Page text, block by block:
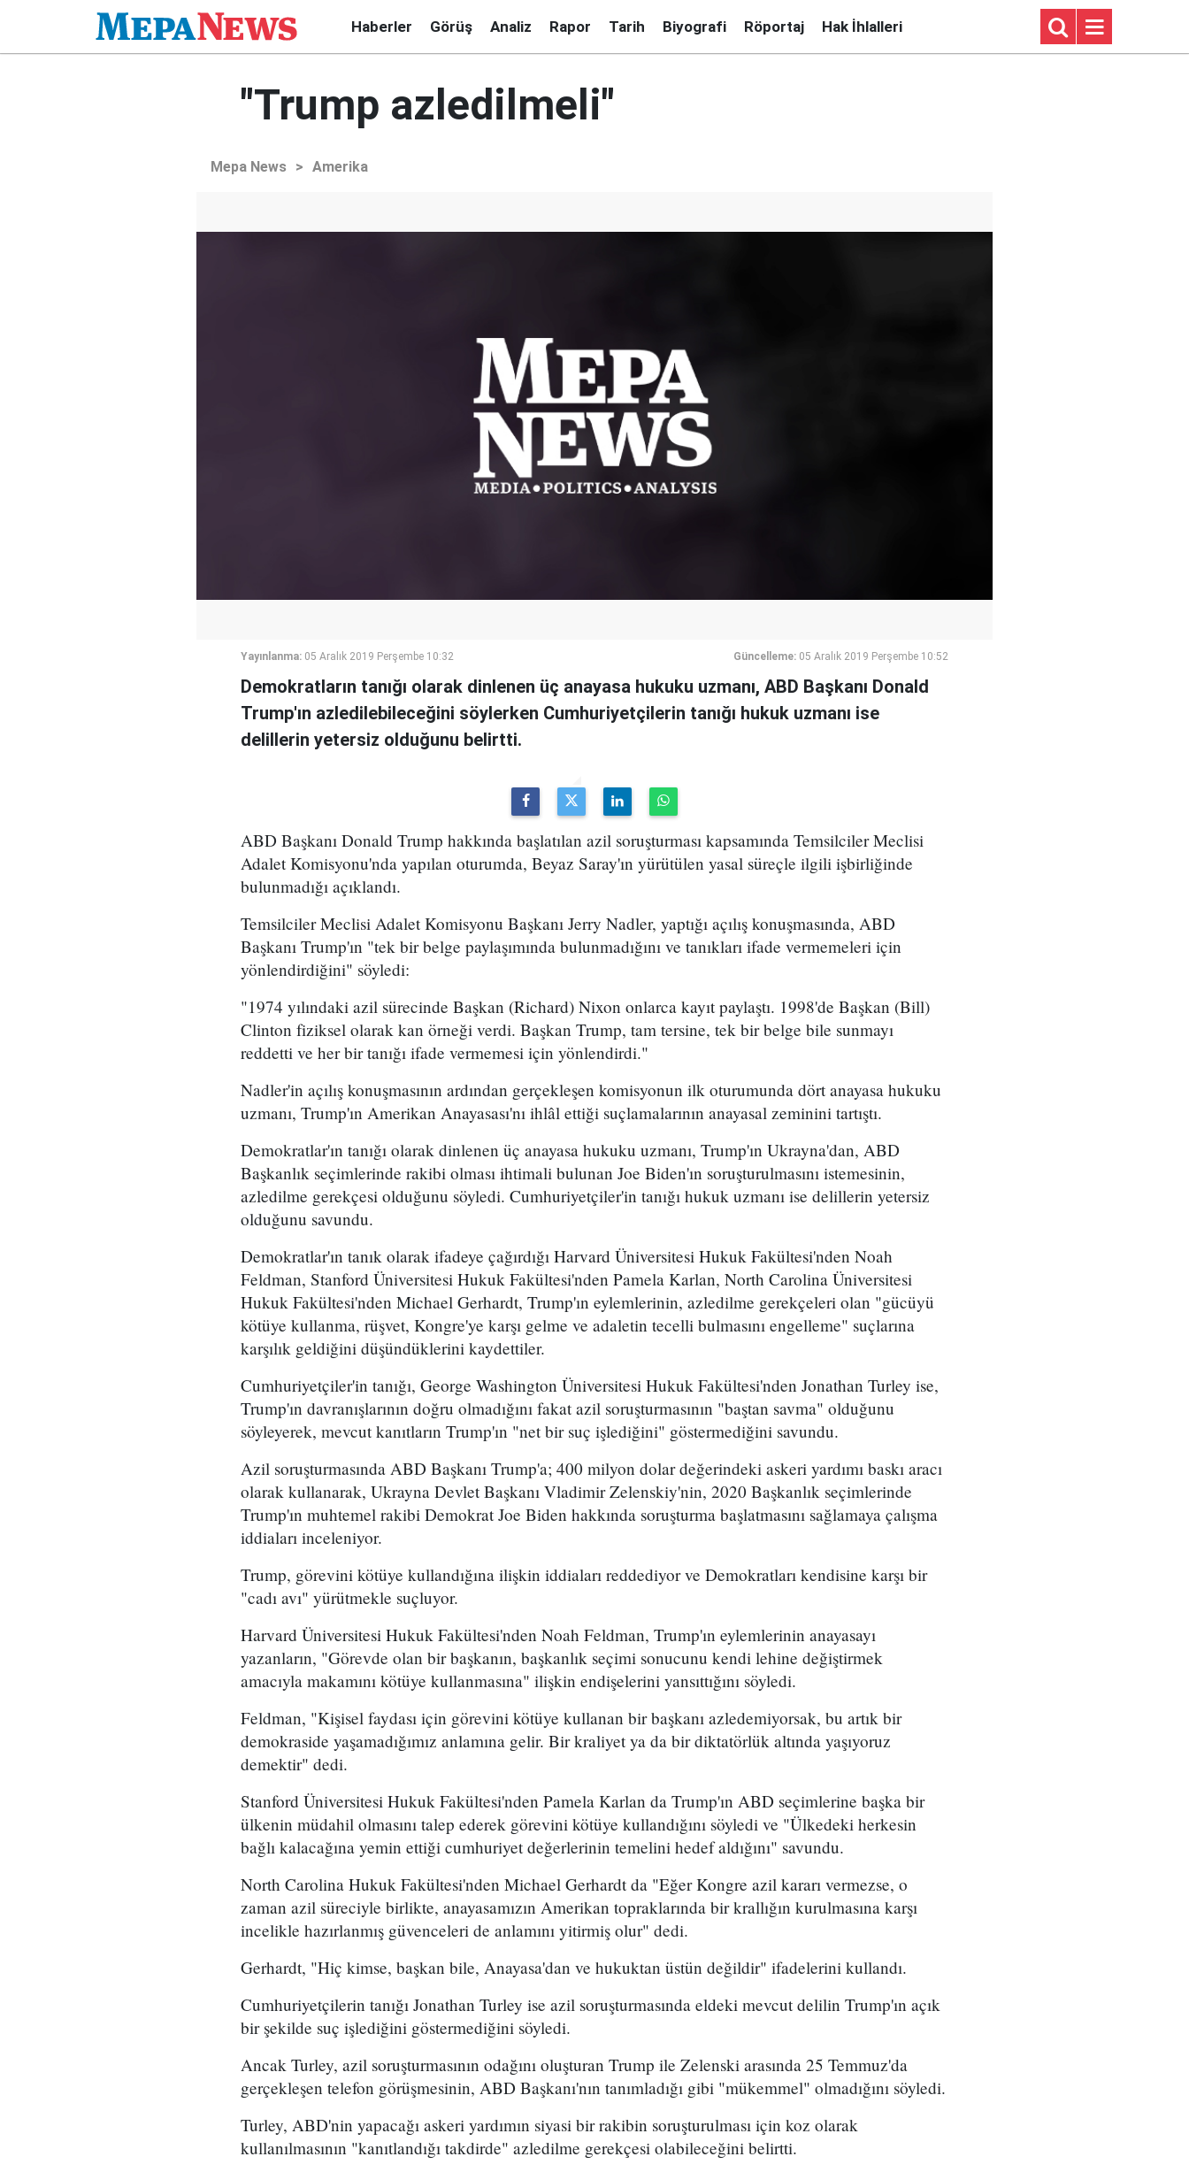
Haberler Görüş Analiz Rapor Tarih Biyografi Röportaj Hak İhlalleri
"Trump azledilmeli"
Mepa News > Amerika
Yayınlanma: 05 Aralık 2019 Perşembe 10:32 Güncelleme: 05 Aralık 2019 Perşembe 10:52
Demokratların tanığı olarak dinlenen üç anayasa hukuku uzmanı, ABD Başkanı Donald
Trump'ın azledilebileceğini söylerken Cumhuriyetçilerin tanığı hukuk uzmanı ise
delillerin yetersiz olduğunu belirtti.
ABD Başkanı Donald Trump hakkında başlatılan azil soruşturması kapsamında Temsilciler Meclisi
Adalet Komisyonu'nda yapılan oturumda, Beyaz Saray'ın yürütülen yasal süreçle ilgili işbirliğinde
bulunmadığı açıklandı.
Temsilciler Meclisi Adalet Komisyonu Başkanı Jerry Nadler, yaptığı açılış konuşmasında, ABD
Başkanı Trump'ın "tek bir belge paylaşımında bulunmadığını ve tanıkları ifade vermemeleri için
yönlendirdiğini" söyledi:
"1974 yılındaki azil sürecinde Başkan (Richard) Nixon onlarca kayıt paylaştı. 1998'de Başkan (Bill)
Clinton fiziksel olarak kan örneği verdi. Başkan Trump, tam tersine, tek bir belge bile sunmayı
reddetti ve her bir tanığı ifade vermemesi için yönlendirdi."
Nadler'in açılış konuşmasının ardından gerçekleşen komisyonun ilk oturumunda dört anayasa hukuku
uzmanı, Trump'ın Amerikan Anayasası'nı ihlâl ettiği suçlamalarının anayasal zeminini tartıştı.
Demokratlar'ın tanığı olarak dinlenen üç anayasa hukuku uzmanı, Trump'ın Ukrayna'dan, ABD
Başkanlık seçimlerinde rakibi olması ihtimali bulunan Joe Biden'ın soruşturulmasını istemesinin,
azledilme gerekçesi olduğunu söyledi. Cumhuriyetçiler'in tanığı hukuk uzmanı ise delillerin yetersiz
olduğunu savundu.
Demokratlar'ın tanık olarak ifadeye çağırdığı Harvard Üniversitesi Hukuk Fakültesi'nden Noah
Feldman, Stanford Üniversitesi Hukuk Fakültesi'nden Pamela Karlan, North Carolina Üniversitesi
Hukuk Fakültesi'nden Michael Gerhardt, Trump'ın eylemlerinin, azledilme gerekçeleri olan "gücüyü
kötüye kullanma, rüşvet, Kongre'ye karşı gelme ve adaletin tecelli bulmasını engelleme" suçlarına
karşılık geldiğini düşündüklerini kaydettiler.
Cumhuriyetçiler'in tanığı, George Washington Üniversitesi Hukuk Fakültesi'nden Jonathan Turley ise,
Trump'ın davranışlarının doğru olmadığını fakat azil soruşturmasının "baştan savma" olduğunu
söyleyerek, mevcut kanıtların Trump'ın "net bir suç işlediğini" göstermediğini savundu.
Azil soruşturmasında ABD Başkanı Trump'a; 400 milyon dolar değerindeki askeri yardımı baskı aracı
olarak kullanarak, Ukrayna Devlet Başkanı Vladimir Zelenskiy'nin, 2020 Başkanlık seçimlerinde
Trump'ın muhtemel rakibi Demokrat Joe Biden hakkında soruşturma başlatmasını sağlamaya çalışma
iddiaları inceleniyor.
Trump, görevini kötüye kullandığına ilişkin iddiaları reddediyor ve Demokratları kendisine karşı bir
"cadı avı" yürütmekle suçluyor.
Harvard Üniversitesi Hukuk Fakültesi'nden Noah Feldman, Trump'ın eylemlerinin anayasayı
yazanların, "Görevde olan bir başkanın, başkanlık seçimi sonucunu kendi lehine değiştirmek
amacıyla makamını kötüye kullanmasına" ilişkin endişelerini yansıttığını söyledi.
Feldman, "Kişisel faydası için görevini kötüye kullanan bir başkanı azledemiyorsak, bu artık bir
demokraside yaşamadığımız anlamına gelir. Bir kraliyet ya da bir diktatörlük altında yaşıyoruz
demektir" dedi.
Stanford Üniversitesi Hukuk Fakültesi'nden Pamela Karlan da Trump'ın ABD seçimlerine başka bir
ülkenin müdahil olmasını talep ederek görevini kötüye kullandığını söyledi ve "Ülkedeki herkesin
bağlı kalacağına yemin ettiği cumhuriyet değerlerinin temelini hedef aldığını" savundu.
North Carolina Hukuk Fakültesi'nden Michael Gerhardt da "Eğer Kongre azil kararı vermezse, o
zaman azil süreciyle birlikte, anayasamızın Amerikan topraklarında bir krallığın kurulmasına karşı
incelikle hazırlanmış güvenceleri de anlamını yitirmiş olur" dedi.
Gerhardt, "Hiç kimse, başkan bile, Anayasa'dan ve hukuktan üstün değildir" ifadelerini kullandı.
Cumhuriyetçilerin tanığı Jonathan Turley ise azil soruşturmasında eldeki mevcut delilin Trump'ın açık
bir şekilde suç işlediğini göstermediğini söyledi.
Ancak Turley, azil soruşturmasının odağını oluşturan Trump ile Zelenski arasında 25 Temmuz'da
gerçekleşen telefon görüşmesinin, ABD Başkanı'nın tanımladığı gibi "mükemmel" olmadığını söyledi.
Turley, ABD'nin yapacağı askeri yardımın siyasi bir rakibin soruşturulması için koz olarak
kullanılmasının "kanıtlandığı takdirde" azledilme gerekçesi olabileceğini belirtti.